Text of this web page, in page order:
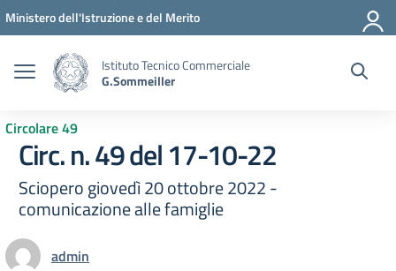
Vai ai contenuti
Vai al menu di navigazione
Vai al footer
Ministero dell'Istruzione e del Merito
Istituto Tecnico Commerciale
G.Sommeiller
Circolare 49
Circ. n. 49 del 17-10-22
Sciopero giovedì 20 ottobre 2022 -
comunicazione alle famiglie
admin